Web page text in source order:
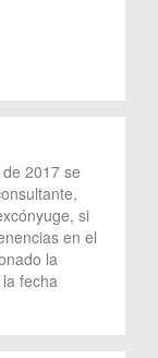
2017 se
si
en el
la
fecha